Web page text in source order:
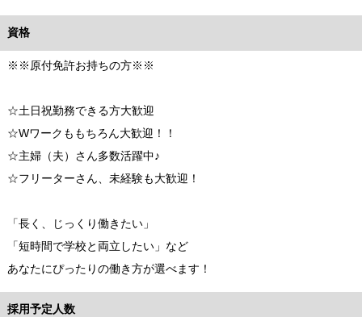
資格
※※原付免許お持ちの方※※
☆土日祝勤務できる方大歓迎
☆Wワークももちろん大歓迎！！
☆主婦（夫）さん多数活躍中♪
☆フリーターさん、未経験も大歓迎！
「長く、じっくり働きたい」
「短時間で学校と両立したい」など
あなたにぴったりの働き方が選べます！
採用予定人数